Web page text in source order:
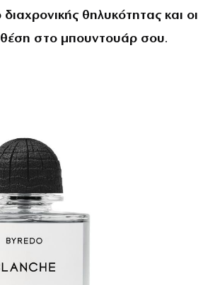
θηλυκότητας και οι
θέση στο μπουντουάρ σου.